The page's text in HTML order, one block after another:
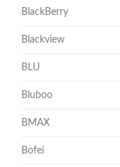
BlackBerry
Blackview
BLU
Bluboo
BMAX
Bofei